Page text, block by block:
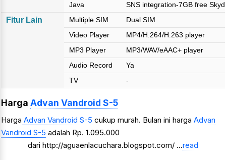
Java
SNS integration-7GB free
Fitur Lain Multiple SIM
Dual SIM
Video Player
MP4/H.264/H.263 player
MP3 Player
MP3/WAV/eAAC+ player
Audio Record
Ya
TV
-
Harga Advan Vandroid S-5
Harga Advan Vandroid S-5 cukup murah. Bulan ini harga Advan
Vandroid S-5 adalah Rp. 1.095.000
dari http://aguaenlacuchara.blogspot.com/ ...read